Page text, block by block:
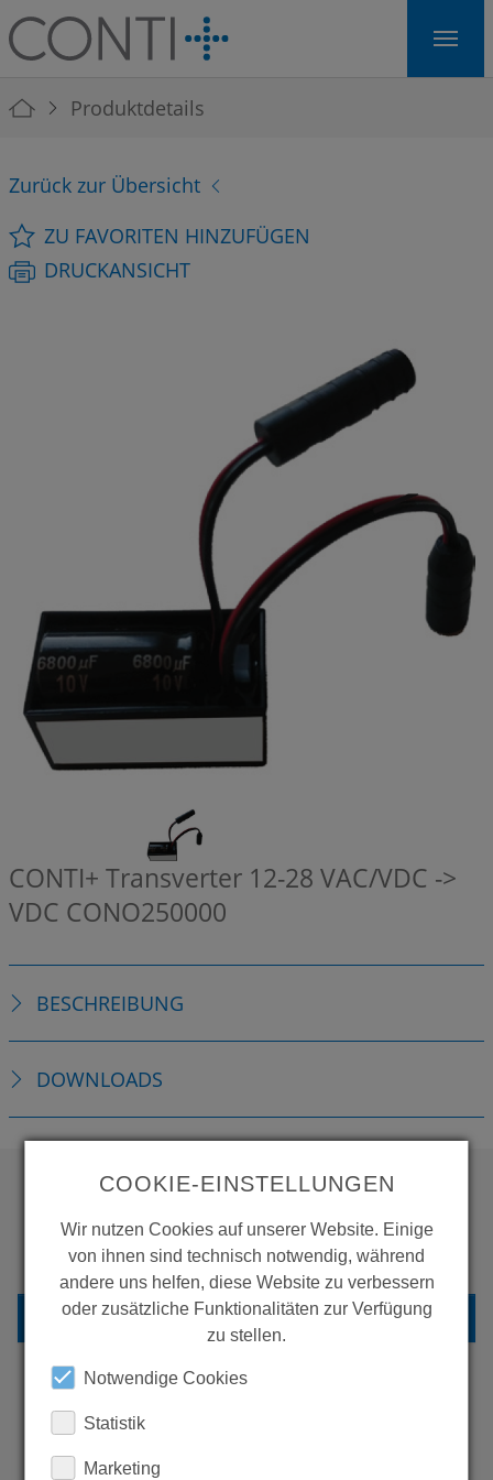
Skip to main navigation
Skip to main content
Skip to page footer
You are here:
Produktdetails
Zurück zur Übersicht
ZU FAVORITEN HINZUFÜGEN
DRUCKANSICHT
CONTI+ Transverter 12-28 VAC/VDC ->
VDC CONO250000
BESCHREIBUNG
DOWNLOADS
WOLLEN SIE MEHR
PRODUKTE SEHEN?
ZURÜCK ZUR ÜBERSICHT
ERFAHREN SIE MEHR ÜBER
UNSERE REFERENZEN
COOKIE-EINSTELLUNGEN
Wir nutzen Cookies auf unserer Website. Einige
von ihnen sind technisch notwendig, während
andere uns helfen, diese Website zu verbessern
oder zusätzliche Funktionalitäten zur Verfügung
zu stellen.
Notwendige Cookies
Statistik
Marketing